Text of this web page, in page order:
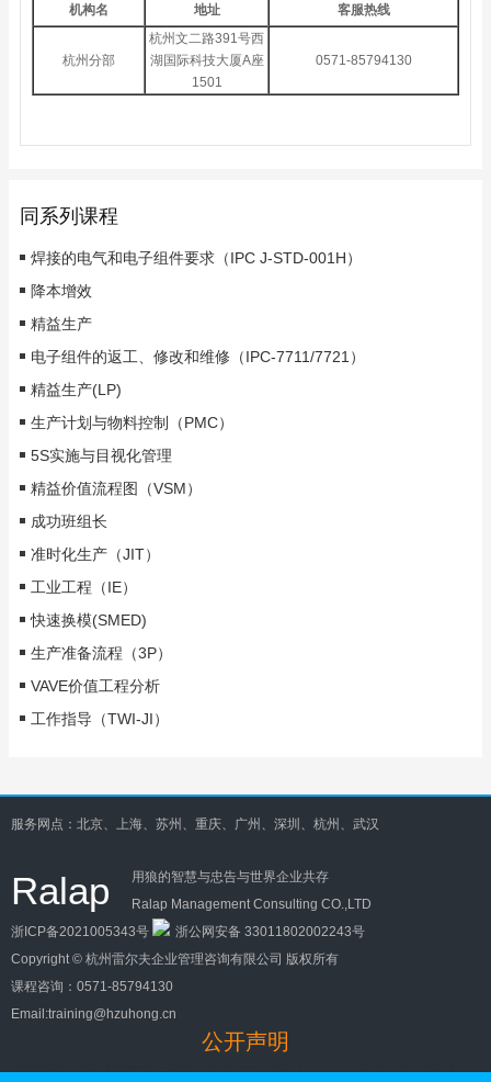
机构名 地址 客服热线
杭州分部
杭州文二路391号西
湖国际科技大厦A座
1501
0571-85794130
同系列课程
焊接的电气和电子组件要求（IPC J-STD-001H）
降本增效
精益生产
电子组件的返工、修改和维修（IPC-7711/7721）
精益生产(LP)
生产计划与物料控制（PMC）
5S实施与目视化管理
精益价值流程图（VSM）
成功班组长
准时化生产（JIT）
工业工程（IE）
快速换模(SMED)
生产准备流程（3P）
VAVE价值工程分析
工作指导（TWI-JI）
服务网点：北京、上海、苏州、重庆、广州、深圳、杭州、武汉
Ralap
用狼的智慧与忠告与世界企业共存
Ralap Management Consulting CO.,LTD
浙ICP备2021005343号
浙公网安备 33011802002243号
Copyright © 杭州雷尔夫企业管理咨询有限公司 版权所有
课程咨询： 0571-85794130
Email:training@hzuhong.cn
公开声明
网站地图 cqi培训 精益生产培训 质控网 mmog培训 五大工具培训 vda6.3培训